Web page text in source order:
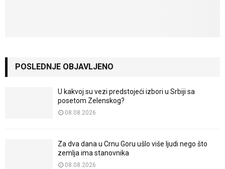
POSLEDNJE OBJAVLJENO
U kakvoj su vezi predstojeći izbori u Srbiji sa
posetom Zelenskog?
08.08.2026
Za dva dana u Crnu Goru ušlo više ljudi nego što
zemlja ima stanovnika
08.08.2026